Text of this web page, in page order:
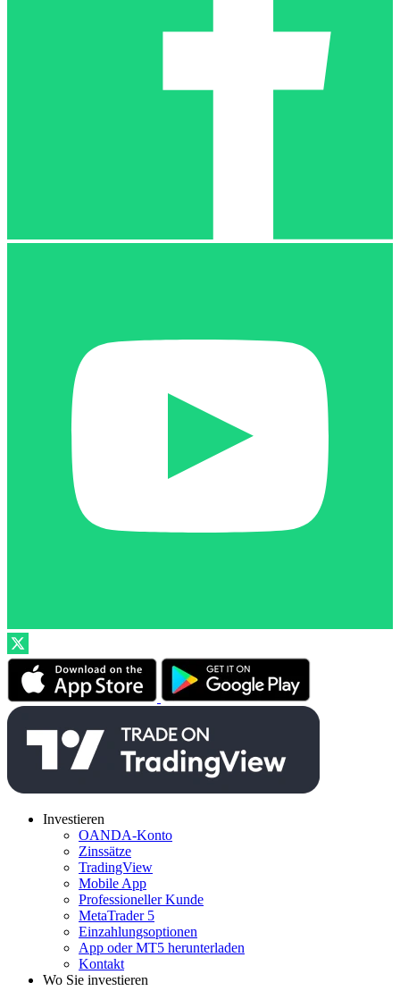
Investieren
OANDA-Konto
Zinssätze
TradingView
Mobile App
Professioneller Kunde
MetaTrader 5
Einzahlungsoptionen
App oder MT5 herunterladen
Kontakt
Wo Sie investieren